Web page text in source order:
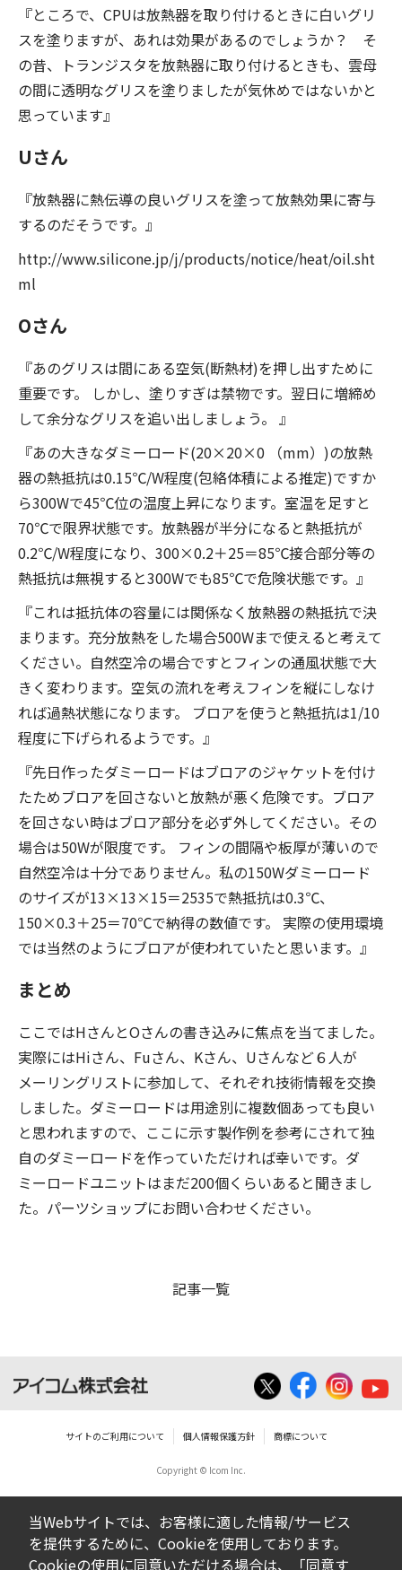
『ところで、CPUは放熱器を取り付けるときに白いグリ
スを塗りますが、あれは効果があるのでしょうか？ そ
の昔、トランジスタを放熱器に取り付けるときも、雲母
の間に透明なグリスを塗りましたが気休めではないかと
思っています』
Uさん
『放熱器に熱伝導の良いグリスを塗って放熱効果に寄与
するのだそうです。』
http://www.silicone.jp/j/products/notice/heat/oil.sht
ml
Oさん
『あのグリスは間にある空気(断熱材)を押し出すために
重要です。 しかし、塗りすぎは禁物です。翌日に増締め
して余分なグリスを追い出しましょう。 』
『あの大きなダミーロード(20×20×0 （mm）)の放熱
器の熱抵抗は0.15℃/W程度(包絡体積による推定)ですか
ら300Wで45℃位の温度上昇になります。室温を足すと
70℃で限界状態です。放熱器が半分になると熱抵抗が
0.2℃/W程度になり、300×0.2＋25＝85℃接合部分等の
熱抵抗は無視すると300Wでも85℃で危険状態です。』
『これは抵抗体の容量には関係なく放熱器の熱抵抗で決
まります。充分放熱をした場合500Wまで使えると考えて
ください。自然空冷の場合ですとフィンの通風状態で大
きく変わります。空気の流れを考えフィンを縦にしなけ
れば過熱状態になります。 ブロアを使うと熱抵抗は1/10
程度に下げられるようです。』
『先日作ったダミーロードはブロアのジャケットを付け
たためブロアを回さないと放熱が悪く危険です。ブロア
を回さない時はブロア部分を必ず外してください。その
場合は50Wが限度です。 フィンの間隔や板厚が薄いので
自然空冷は十分でありません。私の150Wダミーロード
のサイズが13×13×15＝2535で熱抵抗は0.3℃、
150×0.3＋25＝70℃で納得の数値です。 実際の使用環境
では当然のようにブロアが使われていたと思います。』
まとめ
ここではHさんとOさんの書き込みに焦点を当てました。
実際にはHiさん、Fuさん、Kさん、Uさんなど６人が
メーリングリストに参加して、それぞれ技術情報を交換
しました。ダミーロードは用途別に複数個あっても良い
と思われますので、ここに示す製作例を参考にされて独
自のダミーロードを作っていただければ幸いです。ダ
ミーロードユニットはまだ200個くらいあると聞きまし
た。パーツショップにお問い合わせください。
記事一覧
サイトのご利用について 個人情報保護方針 商標について
Copyright © Icom Inc.
当Webサイトでは、お客様に適した情報/サービス
を提供するために、Cookieを使用しております。
Cookieの使用に同意いただける場合は、「同意す